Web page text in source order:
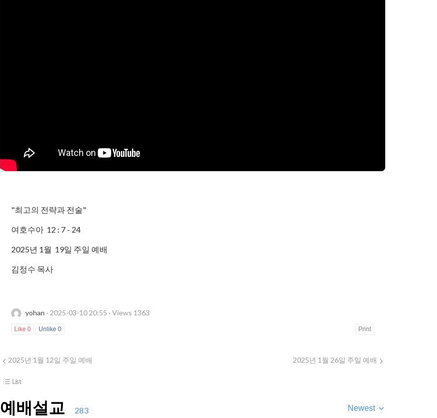
"최고의 전략과 전술"
여호수아 12 : 7 - 24
2025년 1월 19일 주일 예배
김정수 목사
yohan · 2025-03-10 20:55 · Views 1363
Like 0 Unlike 0 Print
2025년 1월 12일 주일 예배 2025년 1월 26일 주일 예배
List
예배설교 283 Newest